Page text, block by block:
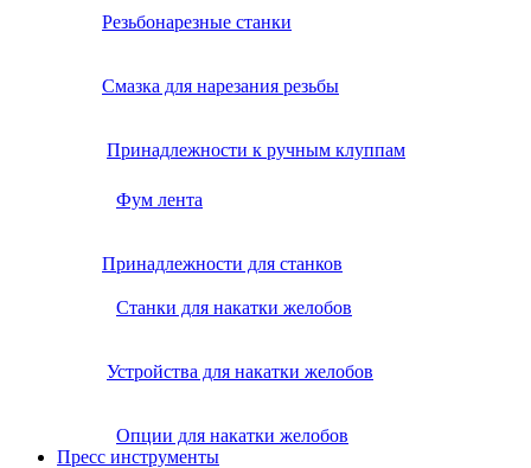
Резьбонарезные станки
Смазка для нарезания резьбы
Принадлежности к ручным клуппам
Фум лента
Принадлежности для станков
Станки для накатки желобов
Устройства для накатки желобов
Опции для накатки желобов
Пресс инструменты